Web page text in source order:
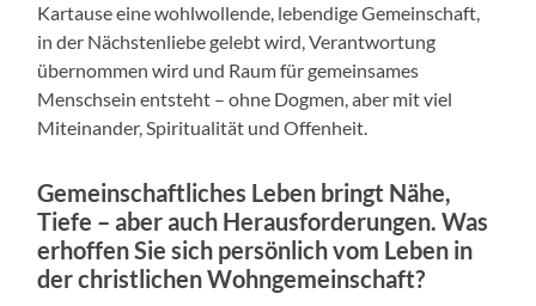
Kartause eine wohlwollende, lebendige Gemeinschaft,
in der Nächstenliebe gelebt wird, Verantwortung
übernommen wird und Raum für gemeinsames
Menschsein entsteht – ohne Dogmen, aber mit viel
Miteinander, Spiritualität und Offenheit.
Gemeinschaftliches Leben bringt Nähe,
Tiefe – aber auch Herausforderungen. Was
erhoffen Sie sich persönlich vom Leben in
der christlichen Wohngemeinschaft?